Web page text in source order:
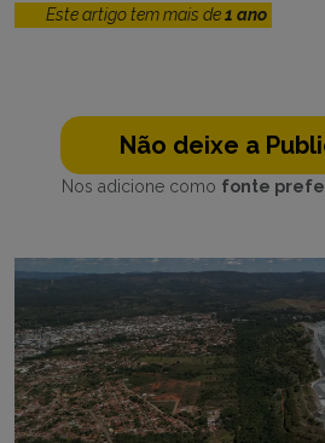
Este artigo tem mais de1 ano
Não deixe a
Nos adicione como fonte